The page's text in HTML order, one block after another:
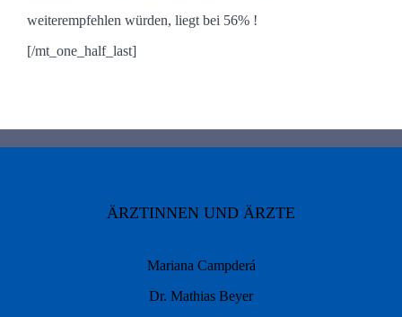
weiterempfehlen würden, liegt bei 56% !
[/mt_one_half_last]
ÄRZTINNEN UND ÄRZTE
Mariana Campderá
Dr. Mathias Beyer